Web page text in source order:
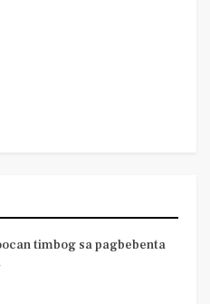
timbog sa pagbebenta